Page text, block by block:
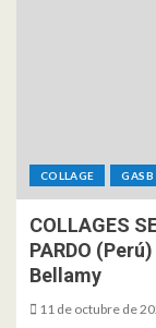
COLLAGE GASB
COLLAGES
PARDO
Bellamy
11 de octubre de